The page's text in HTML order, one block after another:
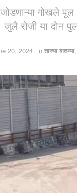
गोखले
रोजी या दोन
20, 2024 in ताज्या बातम्या,